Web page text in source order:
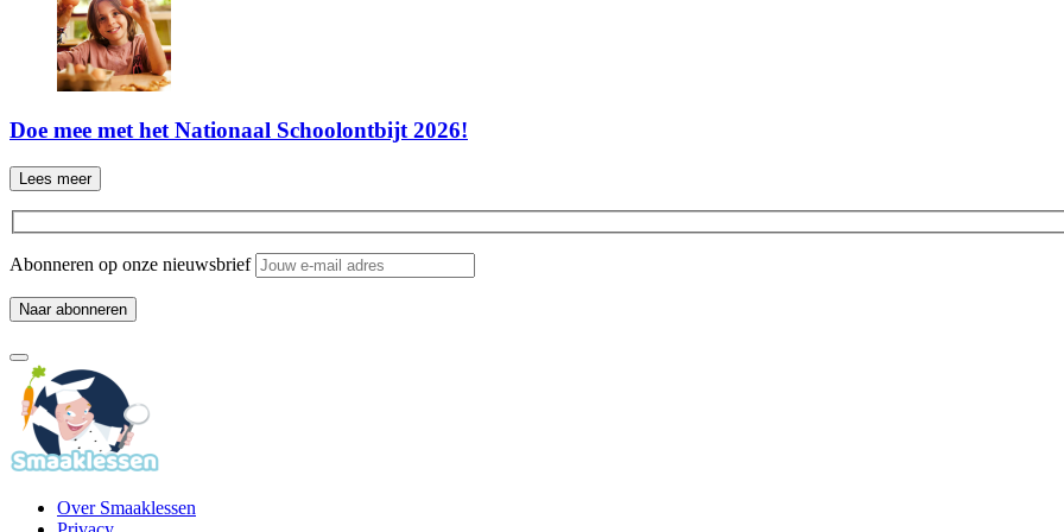
Doe mee met het Nationaal Schoolontbijt 2026!
Lees meer
Abonneren op onze nieuwsbrief
Over Smaaklessen